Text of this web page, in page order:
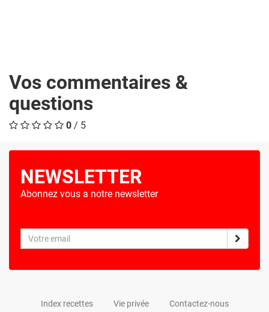
Vos commentaires &
questions
0 / 5
NEWSLETTER
Abonnez vous a notre newsletter
Index recettes Vie privée Contactez-nous